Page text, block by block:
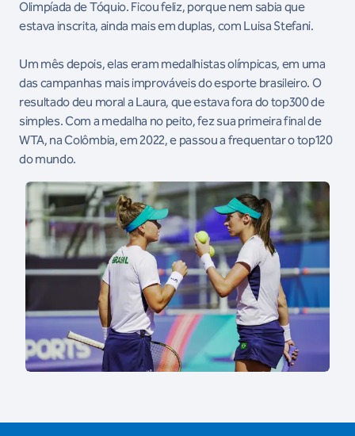
Olimpíada de Tóquio. Ficou feliz, porque nem sabia que
estava inscrita, ainda mais em duplas, com Luisa Stefani.
Um mês depois, elas eram medalhistas olímpicas, em uma
das campanhas mais improváveis do esporte brasileiro. O
resultado deu moral a Laura, que estava fora do top300 de
simples. Com a medalha no peito, fez sua primeira final de
WTA, na Colômbia, em 2022, e passou a frequentar o top120
do mundo.